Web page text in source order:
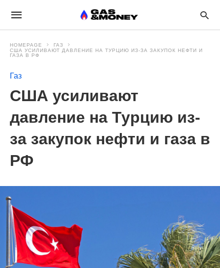
HOMEPAGE
ГАЗ
США УСИЛИВАЮТ ДАВЛЕНИЕ НА ТУРЦИЮ ИЗ-ЗА ЗАКУПОК НЕФТИ И
ГАЗА В РФ
Газ
США усиливают
давление на Турцию из-
за закупок нефти и газа в
РФ